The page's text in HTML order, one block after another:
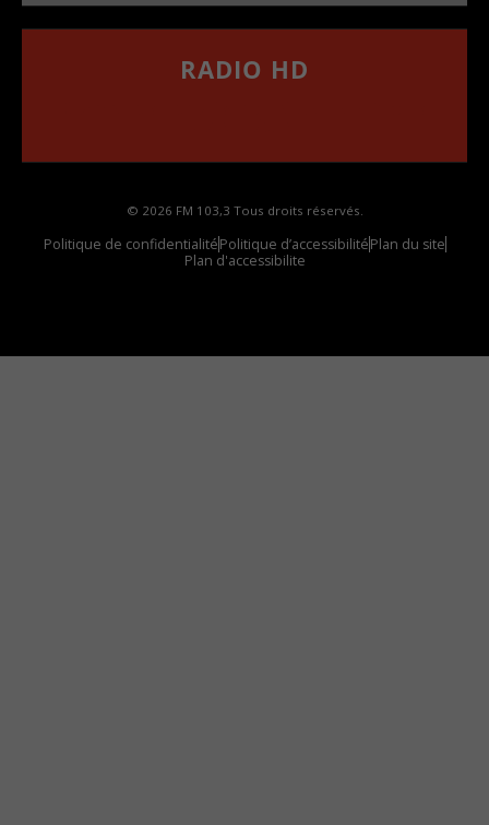
RADIO HD
© 2026 FM 103,3 Tous droits réservés.
Politique de confidentialitéPolitique d’accessibilitéPlan du site
Plan d'accessibilite